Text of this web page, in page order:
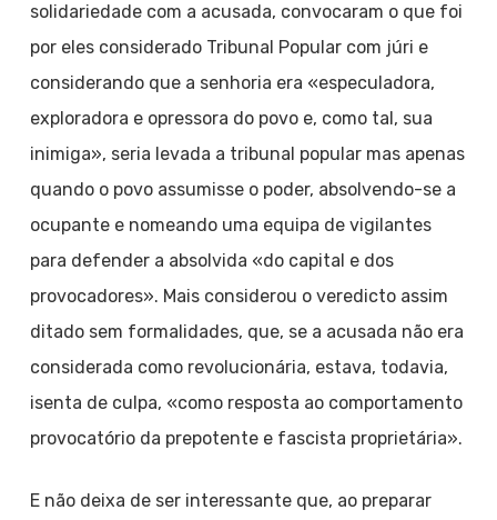
solidariedade com a acusada, convocaram o que foi
por eles considerado Tribunal Popular com júri e
considerando que a senhoria era «especuladora,
exploradora e opressora do povo e, como tal, sua
inimiga», seria levada a tribunal popular mas apenas
quando o povo assumisse o poder, absolvendo-se a
ocupante e nomeando uma equipa de vigilantes
para defender a absolvida «do capital e dos
provocadores». Mais considerou o veredicto assim
ditado sem formalidades, que, se a acusada não era
considerada como revolucionária, estava, todavia,
isenta de culpa, «como resposta ao comportamento
provocatório da prepotente e fascista proprietária».
E não deixa de ser interessante que, ao preparar